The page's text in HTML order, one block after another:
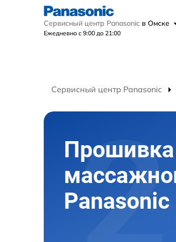
Сервисный центр Panasonic в Омске
Ежедневно с 9:00 до 21:00
Сервисный центр Panasonic
Прошивка